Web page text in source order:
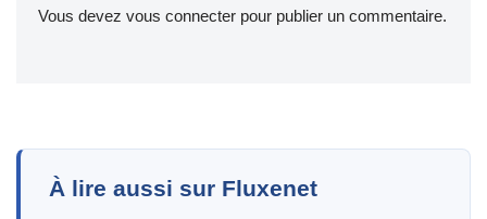
Vous devez vous connecter pour publier un commentaire.
À lire aussi sur Fluxenet